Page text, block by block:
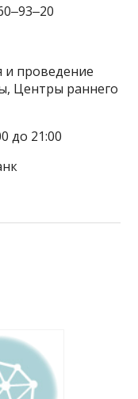
и проведение
Центры раннего
до 21:00